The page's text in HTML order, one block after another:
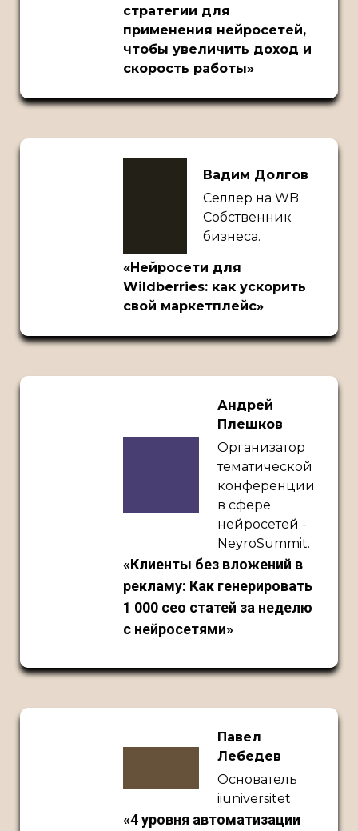
стратегии для
применения нейросетей,
чтобы увеличить доход и
скорость работы»
Вадим Долгов
Селлер на WB.
Собственник
бизнеса.
«Нейросети для
Wildberries: как ускорить
свой маркетплейс»
Андрей
Плешков
Организатор
тематической
конференции
в сфере
нейросетей -
NeyroSummit.
«Клиенты без вложений в
рекламу: Как генерировать
1 000 сео статей за неделю
с нейросетями»
Павел
Лебедев
Основатель
iiuniversitet
«4 уровня автоматизации